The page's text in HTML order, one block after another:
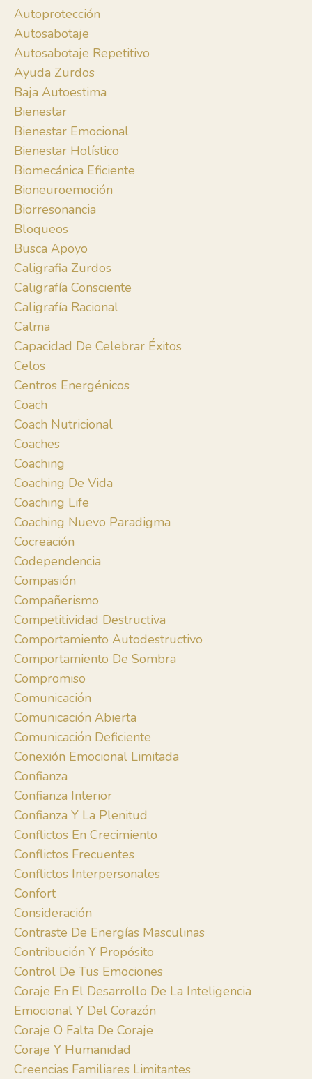
Autoprotección
Autosabotaje
Autosabotaje Repetitivo
Ayuda Zurdos
Baja Autoestima
Bienestar
Bienestar Emocional
Bienestar Holístico
Biomecánica Eficiente
Bioneuroemoción
Biorresonancia
Bloqueos
Busca Apoyo
Caligrafia Zurdos
Caligrafía Consciente
Caligrafía Racional
Calma
Capacidad De Celebrar Éxitos
Celos
Centros Energénicos
Coach
Coach Nutricional
Coaches
Coaching
Coaching De Vida
Coaching Life
Coaching Nuevo Paradigma
Cocreación
Codependencia
Compasión
Compañerismo
Competitividad Destructiva
Comportamiento Autodestructivo
Comportamiento De Sombra
Compromiso
Comunicación
Comunicación Abierta
Comunicación Deficiente
Conexión Emocional Limitada
Confianza
Confianza Interior
Confianza Y La Plenitud
Conflictos En Crecimiento
Conflictos Frecuentes
Conflictos Interpersonales
Confort
Consideración
Contraste De Energías Masculinas
Contribución Y Propósito
Control De Tus Emociones
Coraje En El Desarrollo De La Inteligencia
Emocional Y Del Corazón
Coraje O Falta De Coraje
Coraje Y Humanidad
Creencias Familiares Limitantes